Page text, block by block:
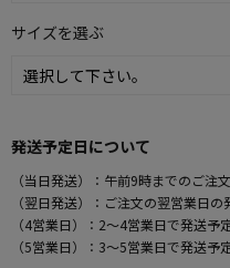
サイズを選ぶ
発送予定日について
（当日発送）：午前9時までのご注
（翌日発送）：ご注文の翌営業日の
（4営業日）：2～4営業日で発送予
（5営業日）：3～5営業日で発送予